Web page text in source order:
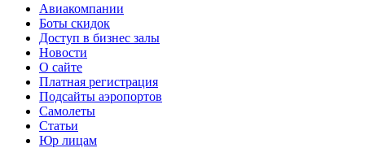
Авиакомпании
Боты скидок
Доступ в бизнес залы
Новости
О сайте
Платная регистрация
Подсайты аэропортов
Самолеты
Статьи
Юр лицам